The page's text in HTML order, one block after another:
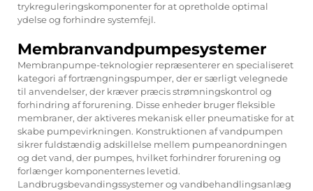
trykreguleringskomponenter for at opretholde optimal
ydelse og forhindre systemfejl.
Membranvandpumpesystemer
Membranpumpe-teknologier repræsenterer en specialiseret
kategori af fortrængningspumper, der er særligt velegnede
til anvendelser, der kræver præcis strømningskontrol og
forhindring af forurening. Disse enheder bruger fleksible
membraner, der aktiveres mekanisk eller pneumatiske for at
skabe pumpevirkningen. Konstruktionen af vandpumpen
sikrer fuldstændig adskillelse mellem pumpeanordningen
og det vand, der pumpes, hvilket forhindrer forurening og
forlænger komponenternes levetid.
Landbrugsbevandingssystemer og vandbehandlingsanlæg